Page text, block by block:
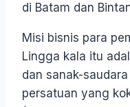
di Batam dan
Misi bisnis para
Lingga kala itu
dan sanak-
persatuan yang